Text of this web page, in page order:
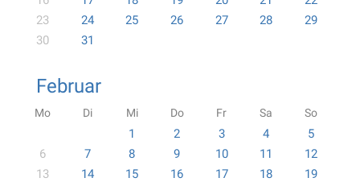
23
24 25 26 27 28
29
30
31
Februar
Mo Di Mi Do Fr Sa So
1 2 3 4
5
6
7 8 9 10 11
12
13
14 15 16 17 18
19